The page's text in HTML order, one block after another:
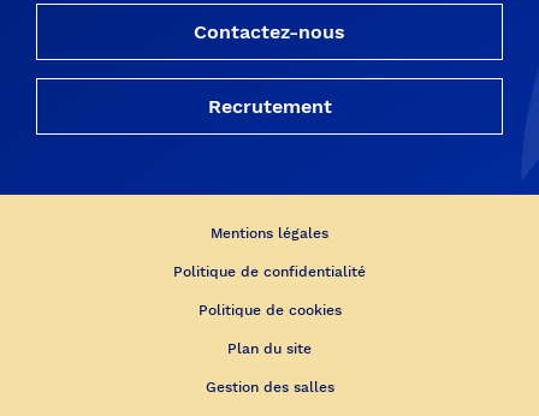
Contactez-nous
Recrutement
Mentions légales
Politique de confidentialité
Politique de cookies
Plan du site
Gestion des salles